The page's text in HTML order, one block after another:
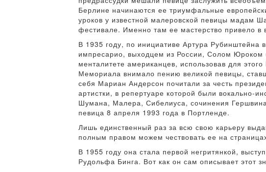
Берлине начинаются ее триумфальные
уроков у известной малеровской певицы мадам
фестивале. Именно там ее мастерство привело
В 1935 году, по инициативе Артура
импресарио, выходцем из России, Солом
менталитете американцев, использовав для
Мемориала внимало пению великой певицы,
себя Мариан Андерсон почитали за честь
артистки, в репертуаре которой были вокально-
Шумана, Малера, Сибелиуса, сочинения
певица 8 апреля 1993 года в Портленде.
Лишь единственный раз за всю свою карьеру
полным правом можем чествовать ее на
В 1955 году она стала первой негритянкой,
Рудольфа Бинга. Вот как он сам описывает этот